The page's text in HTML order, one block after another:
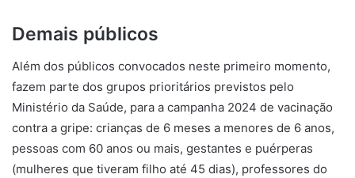
Demais públicos
Além dos públicos convocados neste primeiro momento,
fazem parte dos grupos prioritários previstos pelo
Ministério da Saúde, para a campanha 2024 de vacinação
contra a gripe: crianças de 6 meses a menores de 6 anos,
pessoas com 60 anos ou mais, gestantes e puérperas
(mulheres que tiveram filho até 45 dias), professores do